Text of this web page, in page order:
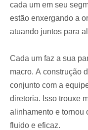
cada um em seu
estão enxergando a
atuando juntos para
Cada um faz a sua
macro. A construção
conjunto com a
diretoria. Isso trouxe
alinhamento e tornou
fluido e eficaz.